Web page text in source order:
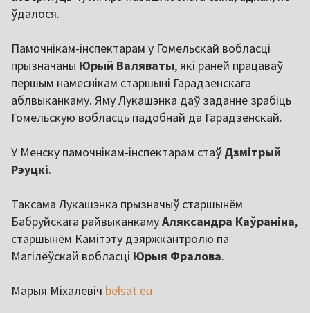
ўдалося.
Памочнікам-інспектарам у Гомельскай вобласці
прызначаны Юрый Валяваты, які раней працаваў
першым намеснікам старшыні Гарадзенскага
аблвыканкаму. Яму Лукашэнка даў заданне зрабіць
Гомельскую вобласць падобнай да Гарадзенскай.
У Менску памочнікам-інспектарам стаў Дзмітрый
Рэуцкі.
Таксама Лукашэнка прызначыў старшынём
Бабруйскага райвыканкамуАляксандра Каўраніна,
старшынём Камітэту дзяржкантролю па
Магілёўскай вобласці Юрыя Фралова.
Марыя Міхалевіч belsat.eu